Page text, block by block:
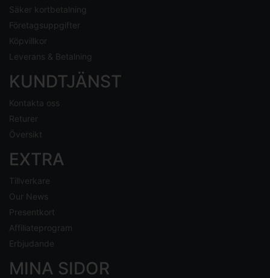
Säker kortbetalning
Företagsuppgifter
Köpvillkor
Leverans & Betalning
KUNDTJÄNST
Kontakta oss
Returer
Översikt
EXTRA
Tillverkare
Our News
Presentkort
Affiliateprogram
Erbjudande
MINA SIDOR